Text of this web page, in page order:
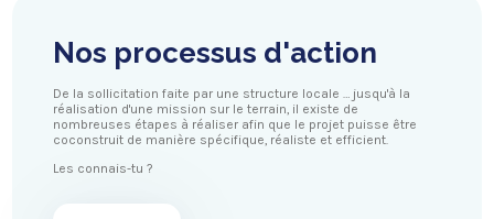
Nos processus d'action
De la sollicitation faite par une structure locale … jusqu'à la
réalisation d'une mission sur le terrain, il existe de
nombreuses étapes à réaliser afin que le projet puisse être
coconstruit de manière spécifique, réaliste et efficient.
Les connais-tu ?